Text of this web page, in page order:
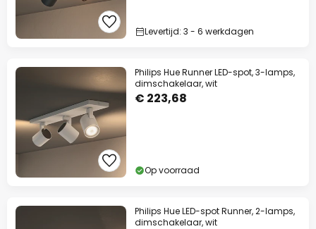
Levertijd: 3 - 6 werkdagen
Philips Hue Runner LED-spot, 3-lamps,
dimschakelaar, wit
€ 223,68
Op voorraad
Philips Hue LED-spot Runner, 2-lamps,
dimschakelaar, wit